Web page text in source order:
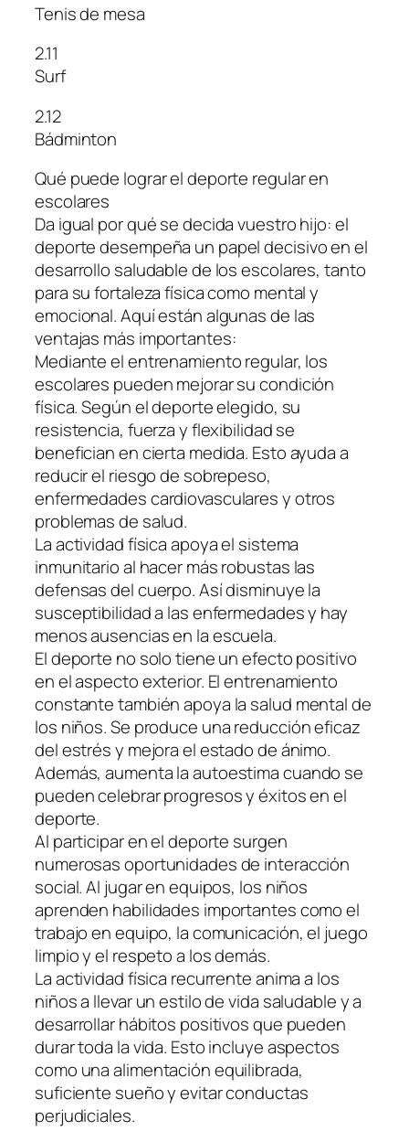
Tenis de mesa
2.11
Surf
2.12
Bádminton
Qué puede lograr el deporte regular en
escolares
Da igual por qué se decida vuestro hijo: el
deporte desempeña un papel decisivo en el
desarrollo saludable de los escolares, tanto
para su fortaleza física como mental y
emocional. Aquí están algunas de las
ventajas más importantes:
Mediante el entrenamiento regular, los
escolares pueden mejorar su condición
física. Según el deporte elegido, su
resistencia, fuerza y flexibilidad se
benefician en cierta medida. Esto ayuda a
reducir el riesgo de sobrepeso,
enfermedades cardiovasculares y otros
problemas de salud.
La actividad física apoya el sistema
inmunitario al hacer más robustas las
defensas del cuerpo. Así disminuye la
susceptibilidad a las enfermedades y hay
menos ausencias en la escuela.
El deporte no solo tiene un efecto positivo
en el aspecto exterior. El entrenamiento
constante también apoya la salud mental de
los niños. Se produce una reducción eficaz
del estrés y mejora el estado de ánimo.
Además, aumenta la autoestima cuando se
pueden celebrar progresos y éxitos en el
deporte.
Al participar en el deporte surgen
numerosas oportunidades de interacción
social. Al jugar en equipos, los niños
aprenden habilidades importantes como el
trabajo en equipo, la comunicación, el juego
limpio y el respeto a los demás.
La actividad física recurrente anima a los
niños a llevar un estilo de vida saludable y a
desarrollar hábitos positivos que pueden
durar toda la vida. Esto incluye aspectos
como una alimentación equilibrada,
suficiente sueño y evitar conductas
perjudiciales.